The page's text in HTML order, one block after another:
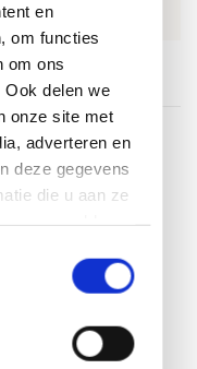
en
om functies
om ons
delen we
onze site met
adverteren en
deze gegevens
die u aan ze